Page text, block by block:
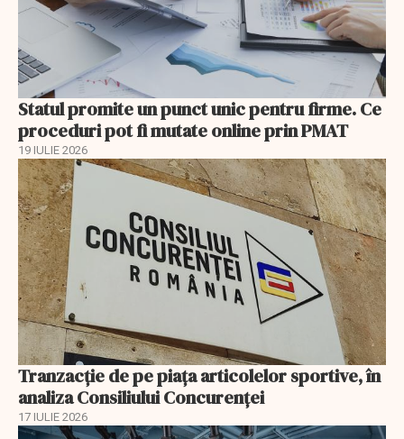
Statul promite un punct unic pentru firme. Ce
proceduri pot fi mutate online prin PMAT
19 IULIE 2026
Tranzacție de pe piața articolelor sportive, în
analiza Consiliului Concurenţei
17 IULIE 2026